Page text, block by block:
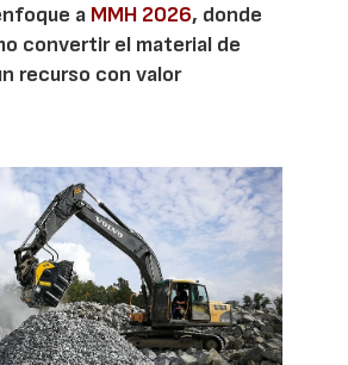
a MMH 2026, donde
convertir el material de
recurso con valor